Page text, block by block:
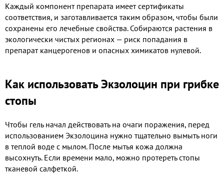
Каждый компонент препарата имеет сертификаты
соответствия, и заготавливается таким образом, чтобы были
сохранены его лечебные свойства. Собираются растения в
экологически чистых регионах — риск попадания в
препарат канцерогенов и опасных химикатов нулевой.
Как использовать Экзолоцин при грибке
стопы
Чтобы гель начал действовать на очаги поражения, перед
использованием Экзолоцина нужно тщательно вымыть ноги
в теплой воде с мылом. После мытья кожа должна
высохнуть. Если времени мало, можно протереть стопы
тканевой салфеткой.